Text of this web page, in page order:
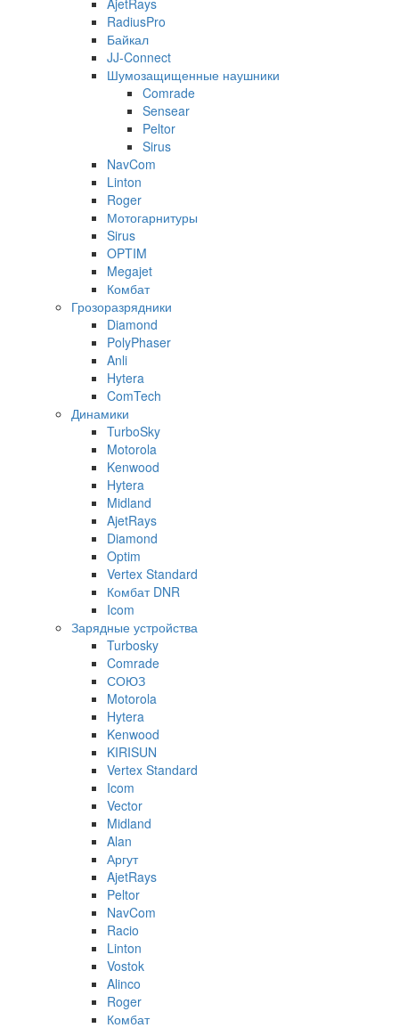
RadiusPro
Байкал
JJ-Connect
Шумозащищенные наушники
Comrade
Sensear
Peltor
Sirus
NavCom
Linton
Roger
Мотогарнитуры
Sirus
OPTIM
Megajet
Комбат
Грозоразрядники
Diamond
PolyPhaser
Anli
Hytera
ComTech
Динамики
TurboSky
Motorola
Kenwood
Hytera
Midland
AjetRays
Diamond
Optim
Vertex Standard
Комбат DNR
Icom
Зарядные устройства
Turbosky
Comrade
СОЮЗ
Motorola
Hytera
Kenwood
KIRISUN
Vertex Standard
Icom
Vector
Midland
Alan
Аргут
AjetRays
Peltor
NavCom
Racio
Linton
Vostok
Alinco
Roger
Комбат